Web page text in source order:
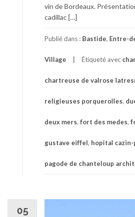
vin de Bordeaux.
cadillac […]
Publié dans : Bastide, Entre-
Village Étiqueté avec
chartreuse de valrose
religieuses porquerolles,
deux mers, fort des medes,
gustave eiffel, hopital
pagode de chanteloup
05